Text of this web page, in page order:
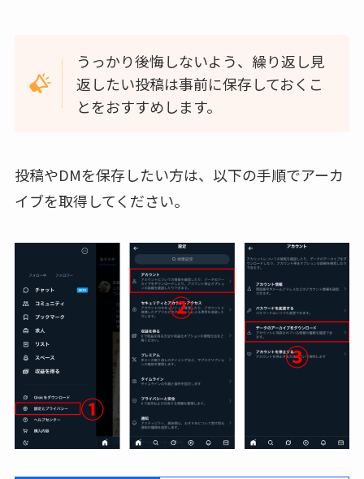
うっかり後悔しないよう、繰り返し見
返したい投稿は事前に保存しておくこ
とをおすすめします。
投稿やDMを保存したい方は、以下の手順でアーカ
イブを取得してください。